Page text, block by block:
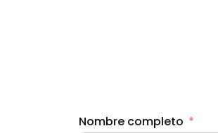
Nombre completo